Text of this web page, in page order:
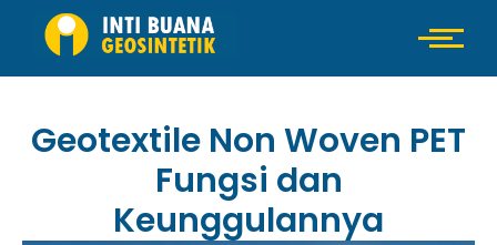
Geotextile Non Woven PET
Fungsi dan
Keunggulannya